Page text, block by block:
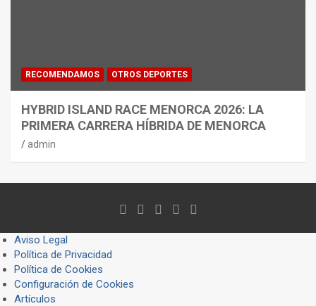
RECOMENDAMOS OTROS DEPORTES
HYBRID ISLAND RACE MENORCA 2026: LA
PRIMERA CARRERA HÍBRIDA DE MENORCA
admin
Aviso Legal
Política de Privacidad
Política de Cookies
Configuración de Cookies
Artículos